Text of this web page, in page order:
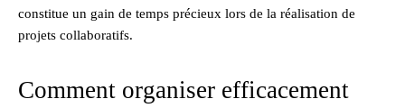
constitue un gain de temps précieux lors de la réalisation de
projets collaboratifs.
Comment organiser efficacement